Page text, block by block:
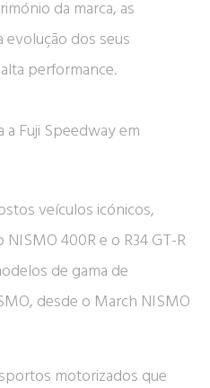
da marca, as
evolução dos seus
performance.
veículos icónicos,
400R e o R34 GT-R
de gama de
desde o March NISMO
motorizados que